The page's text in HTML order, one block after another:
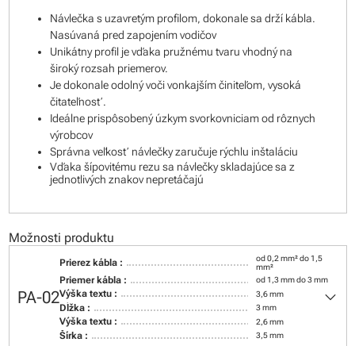
Návlečka s uzavretým profilom, dokonale sa drží kábla.
Nasúvaná pred zapojením vodičov
Unikátny profil je vďaka pružnému tvaru vhodný na
široký rozsah priemerov.
Je dokonale odolný voči vonkajším činiteľom, vysoká
čitateľnosť.
Ideálne prispôsobený úzkym svorkovniciam od rôznych
výrobcov
Správna veľkosť návlečky zaručuje rýchlu inštaláciu
Vďaka šípovitému rezu sa návlečky skladajúce sa z
jednotlivých znakov nepretáčajú
Možnosti produktu
PA-02
Prierez kábla :
od 0,2 mm² do 1,5
mm²
Priemer kábla : od 1,3 mm do 3 mm
Výška textu : 3,6 mm
Dĺžka : 3 mm
Výška textu : 2,6 mm
Šírka : 3,5 mm
keyboard_arrow_down